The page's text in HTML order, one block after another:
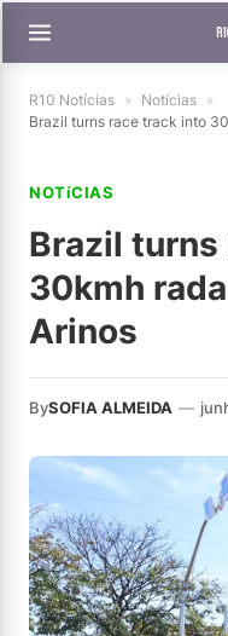
R10 Notícias » Notícias »
Brazil turns race track into
NOTíCIAS
Brazil
30kmh
Arinos
BySOFIA ALMEIDA —